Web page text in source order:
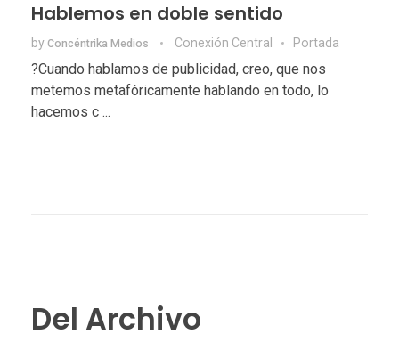
Hablemos en doble sentido
by Concéntrika Medios Conexión Central Portada
?Cuando hablamos de publicidad, creo, que nos
metemos metafóricamente hablando en todo, lo
hacemos c ...
Del Archivo